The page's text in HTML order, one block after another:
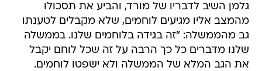
גלמן השיב לדבריו של מורד, והביע את תסכולו
מהמצב אליו מגיעים לוחמים, שלא מקבלים לטענתו
גב מהממשלה: "זה בגידה בלוחמים שלנו. בממשלה
שלנו מדברים כל כך הרבה על זה שכל לוחם יקבל
את הגב המלא של הממשלה ולא ישפטו לוחמים.